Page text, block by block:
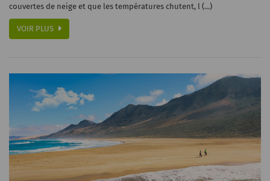
couvertes de neige et que les températures chutent, l (...)
VOIR PLUS